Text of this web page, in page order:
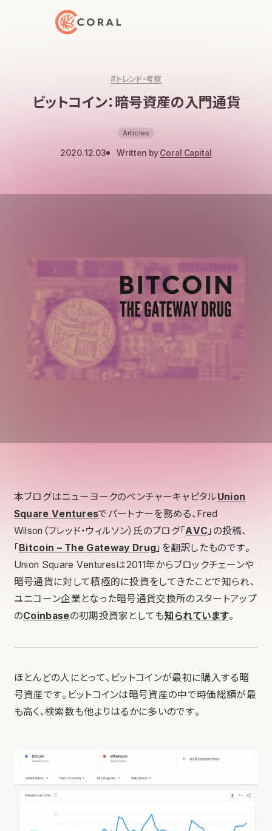
トップページへ戻る
#トレンド・考察
ビットコイン：暗号資産の入門通貨
Articles
2020.12.03 Written byCoral Capital
本ブログはニューヨークのベンチャーキャピタルUnion
Square Venturesでパートナーを務める、Fred
Wilson（フレッド・ウィルソン）氏のブログ「AVC 」の投稿、
「 Bitcoin – The Gateway Drug 」を翻訳したものです。
Union Square Venturesは2011年からブロックチェーンや
暗号通貨に対して積極的に投資をしてきたことで知られ、
ユニコーン企業となった暗号通貨交換所のスタートアップ
のCoinbaseの初期投資家としても知られています。
ほとんどの人にとって、ビットコインが最初に購入する暗
号資産です。ビットコインは暗号資産の中で時価総額が最
も高く、検索数も他よりはるかに多いのです。